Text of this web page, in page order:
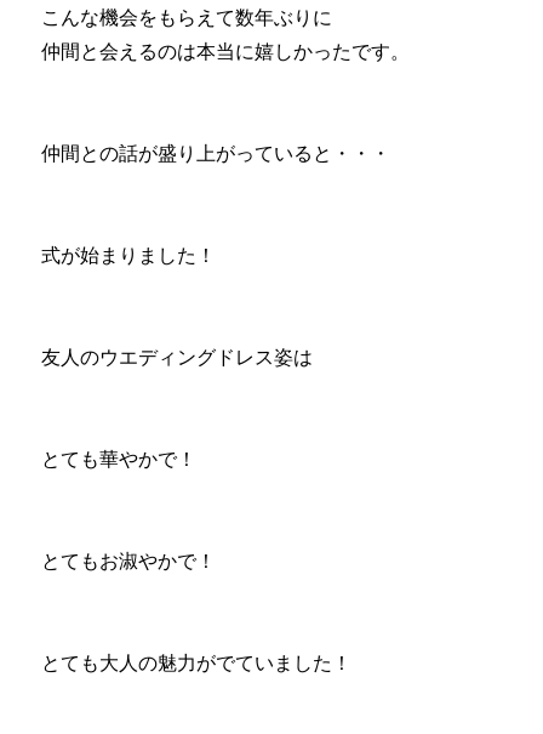
こんな機会をもらえて数年ぶりに
仲間と会えるのは本当に嬉しかったです。
仲間との話が盛り上がっていると・・・
式が始まりました！
友人のウエディングドレス姿は
とても華やかで！
とてもお淑やかで！
とても大人の魅力がでていました！